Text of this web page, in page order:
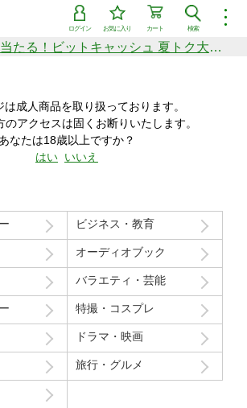
︙
検索
カート
お気に入り
ログイン
シリーズ
商品
新着セール中商品
ら探す
価格の高い順
年間ランキング
総額50万円分が当たる！ビットキャッシュ 夏トク大感謝祭
は成人商品を取り扱っております。
のアクセスは固くお断りいたします。
あなたは18歳以上ですか？
はい いいえ
ビジネス・教育
オーディオブック
バラエティ・芸能
特撮・コスプレ
ドラマ・映画
旅行・グルメ